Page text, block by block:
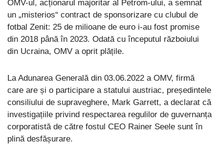
OMV-ul, acționarul majoritar al Petrom-ului, a semnat
un „misterios“ contract de sponsorizare cu clubul de
fotbal Zenit: 25 de milioane de euro i-au fost promise
din 2018 până în 2023. Odată cu începutul războiului
din Ucraina, OMV a oprit plățile.
La Adunarea Generală din 03.06.2022 a OMV, firmă
care are și o participare a statului austriac, președintele
consiliului de supraveghere, Mark Garrett, a declarat că
investigațiile privind respectarea regulilor de guvernanța
corporatistă de către fostul CEO Rainer Seele sunt în
plină desfășurare.